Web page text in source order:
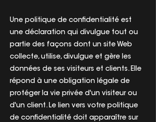
Une politique de confidentialité est
une déclaration qui divulgue tout ou
partie des façons dont un site Web
collecte, utilise, divulgue et gère les
données de ses visiteurs et clients. Elle
répond à une obligation légale de
protéger la vie privée d'un visiteur ou
d'un client. Le lien vers votre politique
de confidentialité doit apparaître sur